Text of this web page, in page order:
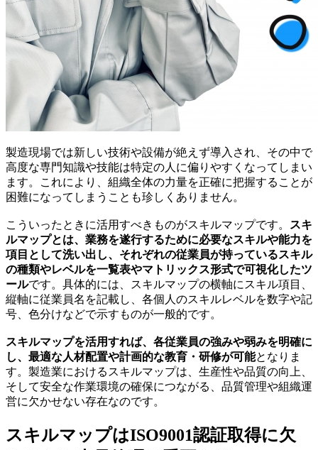
製造現場では新しい技術や設備が絶えず導入され、その中で
高度な専門知識や技能は特定の人に偏りやすくなってしまい
ます。これにより、組織全体の力量を正確に把握することが
困難になってしまうことも珍しくありません。
こういったときに活用すべきものがスキルマップです。
スキ
ルマップとは、業務を遂行するために必要なスキルや能力を
項目として洗い出し、それぞれの従業員が持っているスキル
の種類やレベルを一覧表やマトリックス形式で可視化したツ
ールです。具体的には、スキルマップの横軸にスキル項目、
縦軸に従業員名を記載し、各個人のスキルレベルを数字や記
号、色分けなどで示すものが一般的です。
スキルマップを活用すれば、各従業員の強みや弱みを明確に
し、最適な人材配置や計画的な教育・研修が可能となりま
す。製造業におけるスキルマップは、生産性や品質の向上、
そして安全な作業環境の確保につながる、品質管理や組織運
営に欠かせない存在なのです。
スキルマップはISO9001認証取得に欠